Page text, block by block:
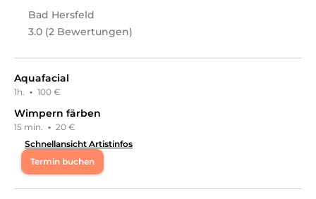
Bad Hersfeld
3.0 (2 Bewertungen)
Aquafacial
1h. · 100 €
Wimpern färben
15 min. · 20 €
Schnellansicht Artistinfos
Termin buchen
Mo 08:00 - 20:00